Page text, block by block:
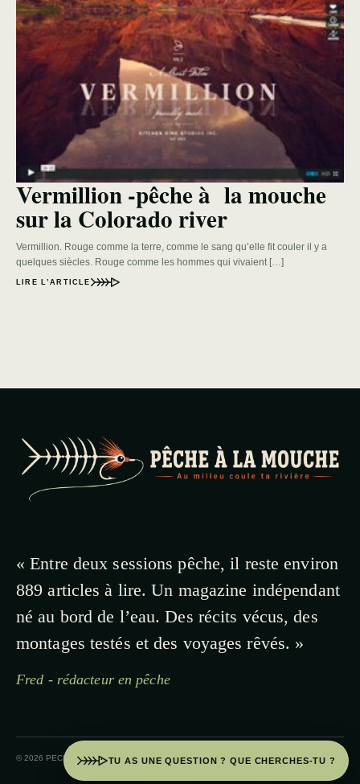
Vermillion -pêche à la mouche
sur la Colorado river
Vermillion. Rouge comme la terre, comme le sang qu’elle fit couler il y a
quelques siècles. Rouge comme les hommes qui vivaient […]
LIRE L’ARTICLE
« Entre deux sessions pêche, il reste environ
889 articles à lire. Un magazine indépendant
né au bord de l’eau. Des récits vécus, des
montages testés et des voyages rêvés. »
Fred - rédacteur en pêche
© 2026 PECHE A LA MOUCHE · PAYS BASQUETU AS UNE QUESTION ? QUE CHERCHES-TU ?